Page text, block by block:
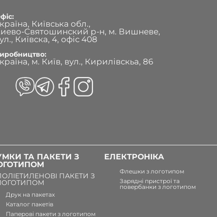
Київська обл.,
Святошинский р-н, м. Вишневе,
Київска, 4, офіс 408
м. Київ, вул., Кирилівскьа, 86
ТА ПАКЕТИ З
ПАКЕТИ З
Друк на пакетах
Каталог пакетів
Паперові пакети з логотипом
ЕЛЕКТРОНІКА
Флешки з логотипом
Зарядні пристрої та
повербанки з логотипом